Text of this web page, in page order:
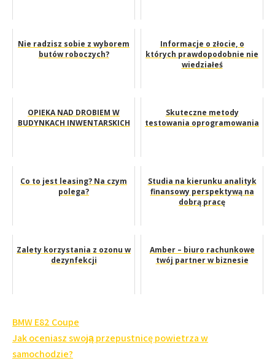
Nie radzisz sobie z wyborem
butów roboczych?
Informacje o złocie, o
których prawdopodobnie nie
wiedziałeś
OPIEKA NAD DROBIEM W
BUDYNKACH INWENTARSKICH
Skuteczne metody
testowania oprogramowania
Co to jest leasing? Na czym
polega?
Studia na kierunku analityk
finansowy perspektywą na
dobrą pracę
Zalety korzystania z ozonu w
dezynfekcji
Amber – biuro rachunkowe
twój partner w biznesie
Nawigacja
wpisu
BMW E82 Coupe
Jak oceniasz swoją przepustnicę powietrza w
samochodzie?